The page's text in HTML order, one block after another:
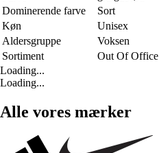
Dominerende farve
Sort
Køn
Unisex
Aldersgruppe
Voksen
Sortiment
Out Of Office
Loading...
Loading...
Alle vores mærker